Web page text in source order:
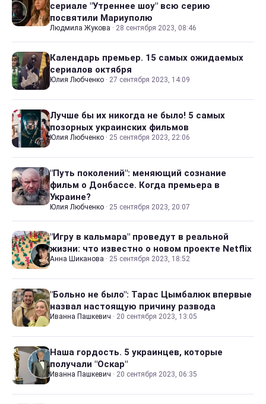
сериале "Утреннее шоу" всю серию
посвятили Мариуполю
Людмила Жукова · 28 сентября 2023, 08:46
Календарь премьер. 15 самых ожидаемых
сериалов октября
Юлия Любченко · 27 сентября 2023, 14:09
Лучше бы их никогда не было! 5 самых
позорных украинских фильмов
Юлия Любченко · 25 сентября 2023, 22:06
"Путь поколений": меняющий сознание
фильм о Донбассе. Когда премьера в
Украине?
Юлия Любченко · 25 сентября 2023, 20:07
"Игру в кальмара" проведут в реальной
жизни: что известно о новом проекте Netflix
Анна Шиканова · 25 сентября 2023, 18:52
"Больно не было": Тарас Цымбалюк впервые
назвал настоящую причину развода
Иванна Пашкевич · 20 сентября 2023, 13:05
Наша гордость. 5 украинцев, которые
получали "Оскар"
Иванна Пашкевич · 20 сентября 2023, 06:35